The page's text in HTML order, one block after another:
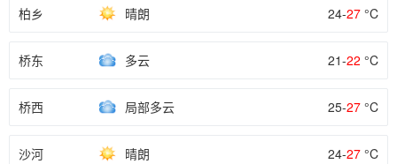
柏乡 晴朗 24-27 °C
桥东 多云 21-22 °C
桥西 局部多云 25-27 °C
沙河 晴朗 24-27 °C